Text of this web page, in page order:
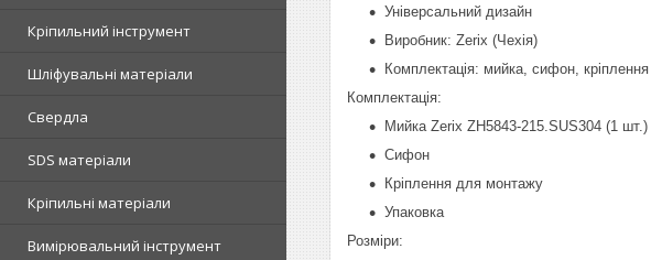
Кріпильний інструмент
Шліфувальні матеріали
Свердла
SDS матеріали
Кріпильні матеріали
Вимірювальний інструмент
Універсальний дизайн
Виробник: Zerix (Чехія)
Комплектація: мийка, сифон, кріплення
Комплектація:
Мийка Zerix ZH5843-215.SUS304 (1 шт.)
Сифон
Кріплення для монтажу
Упаковка
Розміри: